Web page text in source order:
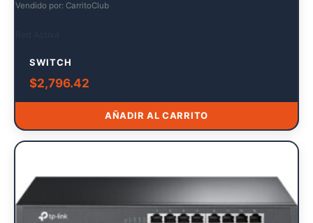
Vendido por: CarritoClub
SWITCH
$2,796.42
AÑADIR AL CARRITO